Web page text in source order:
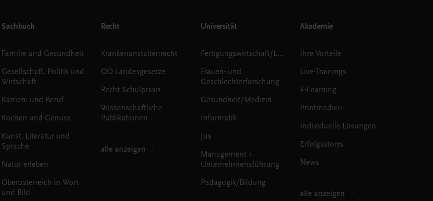
Sachbuch
Familie und Gesundheit
Gesellschaft, Politik und
Wirtschaft
Karriere und Beruf
Kochen und Genuss
Kunst, Literatur und
Sprache
Natur erleben
Oberösterreich in Wort
und Bild
Recht
Krankenanstaltenrecht
OÖ Landesgesetze
Recht Schulpraxis
Wissenschaftliche
Publikationen
alle anzeigen
Universität
Fertigungswirtschaft/Logistik
Frauen- und
Geschlechterforschung
Gesundheit/Medizin
Informatik
Jus
Management +
Unternehmensführung
Pädagogik/Bildung
Akademie
Ihre Vorteile
Live-Trainings
E-Learning
Printmedien
Individuelle Lösungen
Erfolgsstorys
News
alle anzeigen